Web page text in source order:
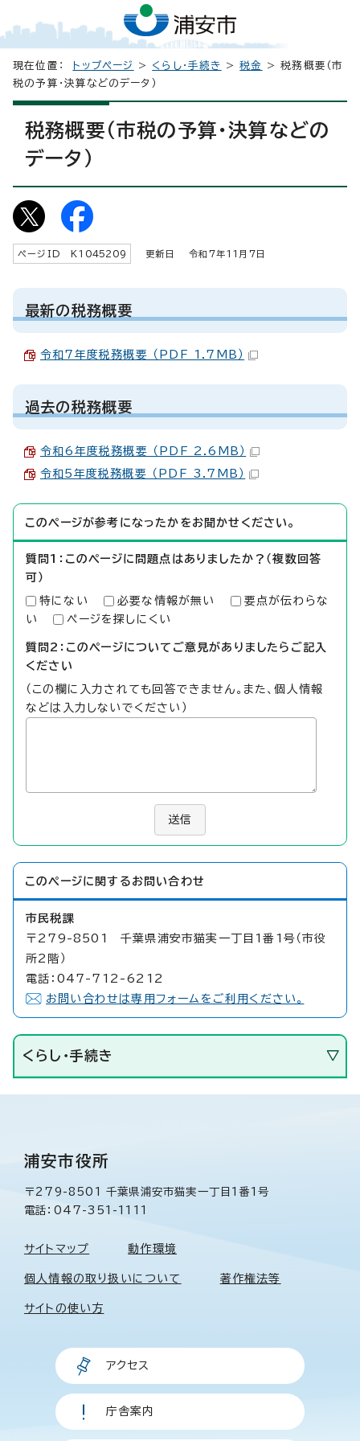
現在位置： トップページ > くらし・手続き >税金
> 税務概要（市
税の予算・決算などのデータ）
税務概要（市税の予算・決算などの
データ）
ページID K 1045209 更新日 令和7年11 月7日
最新の税務概要
令和7年度税務概要 （PDF 1.7MB）
過去の税務概要
令和6年度税務概要 （PDF 2.6MB）
令和5年度税務概要 （PDF 3.7MB）
このページが参考になったかをお聞かせください。
質問1：このページに問題点はありましたか？（複数回答
可）
特にない 必要な情報が無い
要点が伝わらな
い
ページを探しにくい
質問2：このページについてご意見がありましたらご記入
ください
（この欄に入力されても回答できません。また、個人情報
などは入力しないでください）
送信
このページに関する お問い合わせ
市民税課
〒279-8501 千葉県浦安市猫実一丁目1番1号（市役
所2階）
電話：047-712-6212
お問い合わせは専用フォームをご利用ください。
くらし・手続き
浦安市役所
〒279-8501 千葉県浦安市猫実一丁目1番1号
電話：047-351-1111
サイトマップ 動作環境
個人情報の取り扱いについて 著作権法等
サイトの使い方
アクセス
庁舎案内